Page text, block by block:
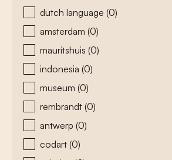
dutch language (0)
amsterdam (0)
mauritshuis (0)
indonesia (0)
museum (0)
rembrandt (0)
antwerp (0)
codart (0)